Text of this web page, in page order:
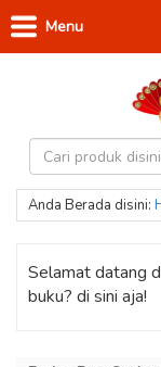
Menu
Anda Berada disini:
Selamat datang
buku? di sini aja!